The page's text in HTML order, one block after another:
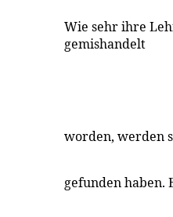
Wie sehr ihre
gemishandelt
worden, werden
gefunden haben.